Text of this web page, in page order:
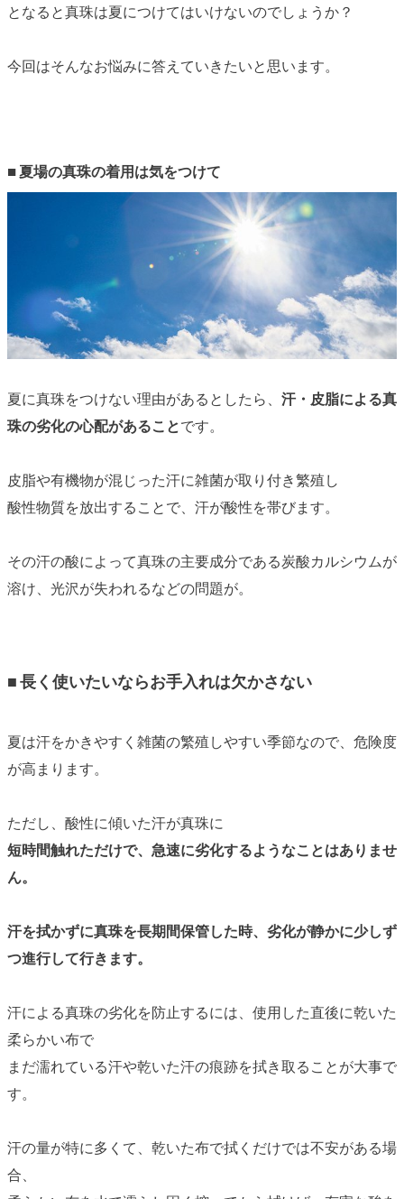
となると真珠は夏につけてはいけないのでしょうか？
今回はそんなお悩みに答えていきたいと思います。
■夏場の真珠の着用は気をつけて
夏に真珠をつけない理由があるとしたら、 汗・皮脂による真
珠の劣化の心配があることです。
皮脂や有機物が混じった汗に雑菌が取り付き繁殖し
酸性物質を放出することで、汗が酸性を帯びます。
その汗の酸によって真珠の主要成分である炭酸カルシウムが
溶け、光沢が失われるなどの問題が。
■長く使いたいならお手入れは欠かさない
夏は汗をかきやすく雑菌の繁殖しやすい季節なので、危険度
が高まります。
ただし、酸性に傾いた汗が真珠に
短時間触れただけで、急速に劣化するようなことはありませ
ん。
汗を拭かずに真珠を長期間保管した時、劣化が静かに少しず
つ進行して行きます。
汗による真珠の劣化を防止するには、使用した直後に乾いた
柔らかい布で
まだ濡れている汗や乾いた汗の痕跡を拭き取ることが大事で
す。
汗の量が特に多くて、乾いた布で拭くだけでは不安がある場
合、